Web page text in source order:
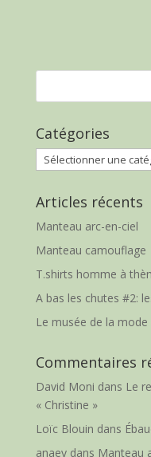
Catégories
Catégories
Articles récents
Manteau arc-en-ciel
Manteau camouflage
T.shirts homme à
A bas les chutes #2:
Le musée de la mode
Commentaires
David Moni dans Le
« Christine »
Loïc Blouin dans
anaeydans Manteau